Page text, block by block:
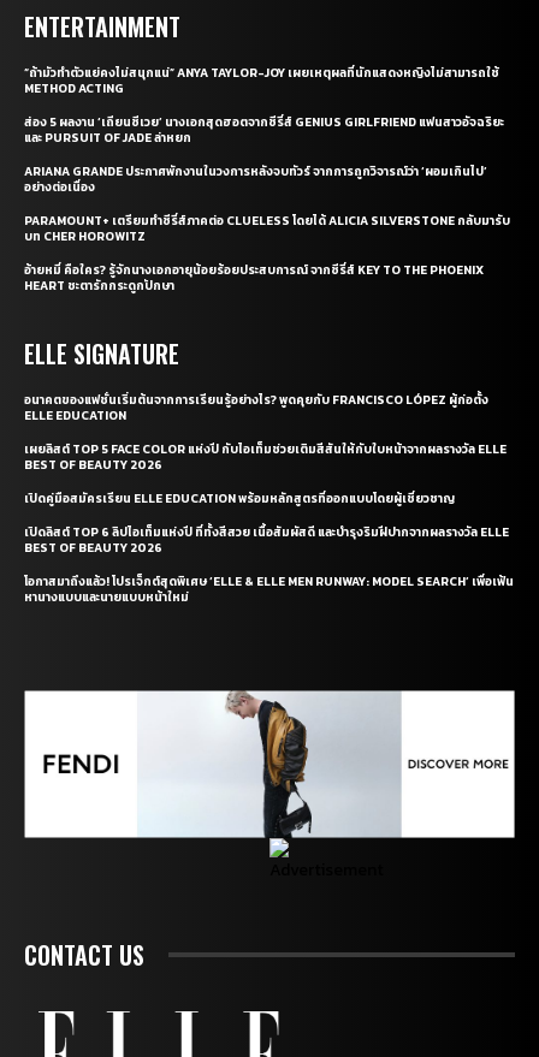
ENTERTAINMENT
“ถ้ามัวทำตัวแย่คงไม่สนุกแน่” ANYA TAYLOR-JOY เผยเหตุผลที่นักแสดงหญิงไม่สามารถใช้
METHOD ACTING
ส่อง 5 ผลงาน ‘เถียนซีเวย’ นางเอกสุดฮอตจากซีรี่ส์ GENIUS GIRLFRIEND แฟนสาวอัจฉริยะ
และ PURSUIT OF JADE ล่าหยก
ARIANA GRANDE ประกาศพักงานในวงการหลังจบทัวร์ จากการถูกวิจารณ์ว่า ‘ผอมเกินไป’
อย่างต่อเนื่อง
PARAMOUNT+ เตรียมทำซีรี่ส์ภาคต่อ CLUELESS โดยได้ ALICIA SILVERSTONE กลับมารับ
บท CHER HOROWITZ
อ้ายหมี่ คือใคร? รู้จักนางเอกอายุน้อยร้อยประสบการณ์ จากซีรี่ส์ KEY TO THE PHOENIX
HEART ชะตารักกระดูกปักษา
ELLE SIGNATURE
อนาคตของแฟชั่นเริ่มต้นจากการเรียนรู้อย่างไร? พูดคุยกับ FRANCISCO LÓPEZ ผู้ก่อตั้ง
ELLE EDUCATION
เผยลิสต์ TOP 5 FACE COLOR แห่งปี กับไอเท็มช่วยเติมสีสันให้กับใบหน้าจากผลรางวัล ELLE
BEST OF BEAUTY 2026
เปิดคู่มือสมัครเรียน ELLE EDUCATION พร้อมหลักสูตรที่ออกแบบโดยผู้เชี่ยวชาญ
เปิดลิสต์ TOP 6 ลิปไอเท็มแห่งปี ที่ทั้งสีสวย เนื้อสัมผัสดี และบำรุงริมฝีปากจากผลรางวัล ELLE
BEST OF BEAUTY 2026
โอกาสมาถึงแล้ว! โปรเจ็กต์สุดพิเศษ ‘ELLE & ELLE MEN RUNWAY: MODEL SEARCH’ เพื่อเฟ้น
หานางแบบและนายแบบหน้าใหม่
CONTACT US